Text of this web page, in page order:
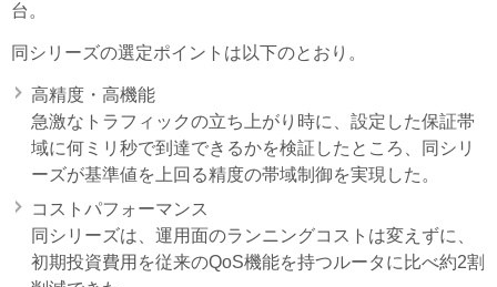
台。
同シリーズの選定ポイントは以下のとおり。
高精度・高機能
急激なトラフィックの立ち上がり時に、設定した保証帯
域に何ミリ秒で到達できるかを検証したところ、同シリ
ーズが基準値を上回る精度の帯域制御を実現した。
コストパフォーマンス
同シリーズは、運用面のランニングコストは変えずに、
初期投資費用を従来のQoS機能を持つルータに比べ約2割